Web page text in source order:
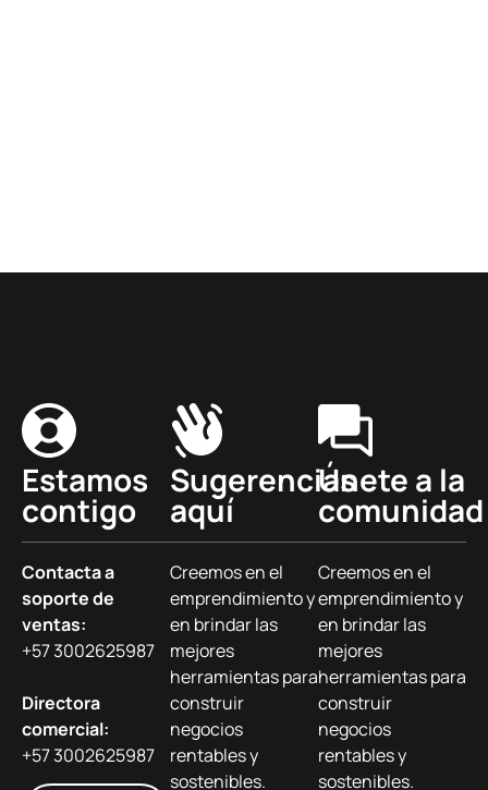
Estamos
contigo
Contacta a
soporte de
ventas:
+57 3002625987
Directora
comercial:
+57 3002625987
Sugerencias
aquí
Creemos en el
emprendimiento y
en brindar las
mejores
herramientas para
construir
negocios
rentables y
sostenibles.
Únete a la
comunidad
Creemos en el
emprendimiento y
en brindar las
mejores
herramientas para
construir
negocios
rentables y
sostenibles.